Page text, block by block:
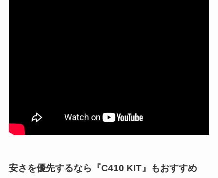
安さを優先するなら『C410 KIT』もおすすめ